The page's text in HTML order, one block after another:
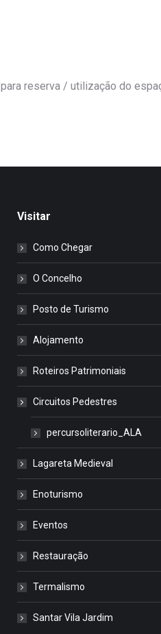
reserva / utilização do
Visitar
Como Chegar
O Concelho
Posto de Turismo
Alojamento
Roteiros Patrimoniais
Circuitos Pedestres
percursoliterario_ALA
Lagareta Medieval
Enoturismo
Eventos
Restauração
Termalismo
Santar Vila Jardim